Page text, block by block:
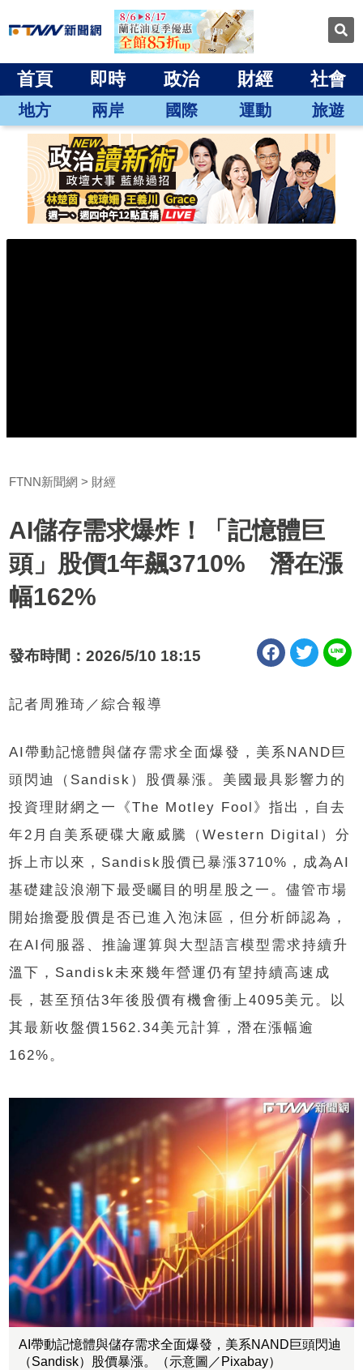
首頁 即時 政治 財經 社會
地方 兩岸 國際 運動 旅遊
FTNN新聞網 財經
AI儲存需求爆炸！「記憶體巨
頭」股價1年飆3710% 潛在漲
幅162%
發布時間：2026/5/10 18:15
記者周雅琦／綜合報導
AI帶動記憶體與儲存需求全面爆發，美系NAND巨
頭閃迪（Sandisk）股價暴漲。美國最具影響力的
投資理財網之一《The Motley Fool》指出，自去
年2月自美系硬碟大廠威騰（Western Digital）分
拆上市以來，Sandisk股價已暴漲3710%，成為AI
基礎建設浪潮下最受矚目的明星股之一。儘管市場
開始擔憂股價是否已進入泡沫區，但分析師認為，
在AI伺服器、推論運算與大型語言模型需求持續升
溫下，Sandisk未來幾年營運仍有望持續高速成
長，甚至預估3年後股價有機會衝上4095美元。以
其最新收盤價1562.34美元計算，潛在漲幅逾
162%。
AI帶動記憶體與儲存需求全面爆發，美系NAND巨頭閃迪
（Sandisk）股價暴漲。（示意圖／Pixabay）